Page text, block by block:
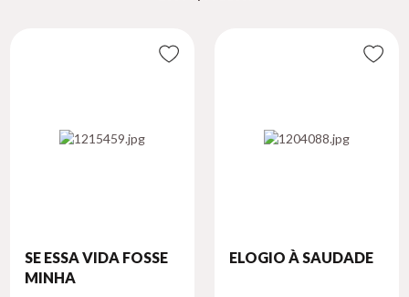
SE ESSA VIDA FOSSE
MINHA
ELOGIO À SAUDADE